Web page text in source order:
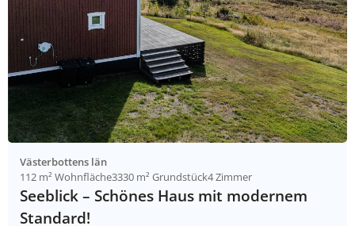
Västerbottens län
112 m² Wohnfläche3330 m² Grundstück4 Zimmer
Seeblick – Schönes Haus mit modernem
Standard!